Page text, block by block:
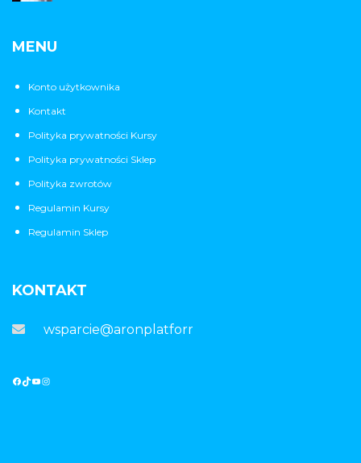
MENU
Konto użytkownika
Kontakt
Polityka prywatności Kursy
Polityka prywatności Sklep
Polityka zwrotów
Regulamin Kursy
Regulamin Sklep
KONTAKT
wsparcie@aronplatforma.pl